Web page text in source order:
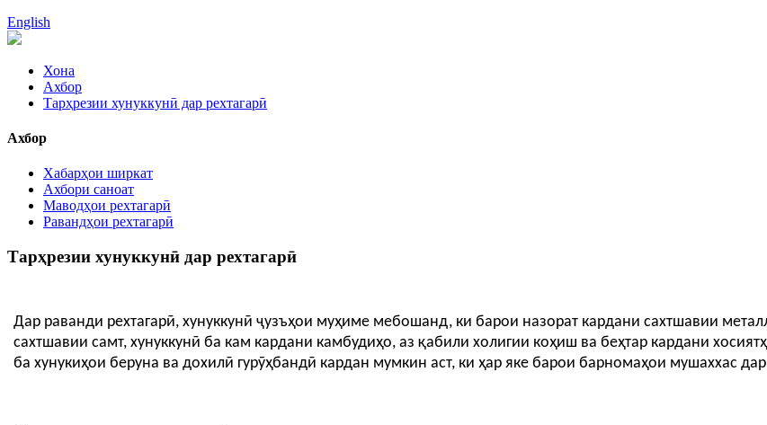
English
Хона
Ахбор
Тарҳрезии хунуккунӣ дар рехтагарӣ
Ахбор
Хабарҳои ширкат
Ахбори саноат
Маводҳои рехтагарӣ
Равандҳои рехтагарӣ
Тарҳрезии хунуккунӣ дар рехтагарӣ
Дар раванди рехтагарӣ, хунуккунӣ ҷузъҳои муҳиме мебошанд, ки барои назорат кардани сахтшавии
сахтшавии самт, хунуккунӣ ба кам кардани камбудиҳо, аз қабили холигии коҳиш ва беҳтар кардани
ба хунукиҳои беруна ва дохилӣ гурӯҳбандӣ кардан мумкин аст, ки ҳар яке барои барномаҳои мушаххас